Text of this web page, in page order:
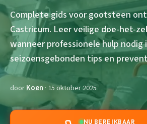
Complete gids voor gootsteen
Castricum. Leer veilige doe-het-
wanneer professionele hulp nodig
seizoensgebonden tips en
doorKoen · 15 oktober 2025
NU BEREIKBAAR